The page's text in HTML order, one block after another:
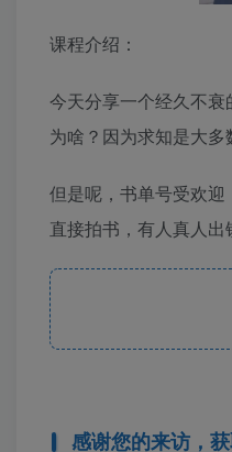
课程介绍：
今天分享一个经久不
为啥？因为求知是大
但是呢，书单号受欢
直接拍书，有人真人
感谢您的来访，